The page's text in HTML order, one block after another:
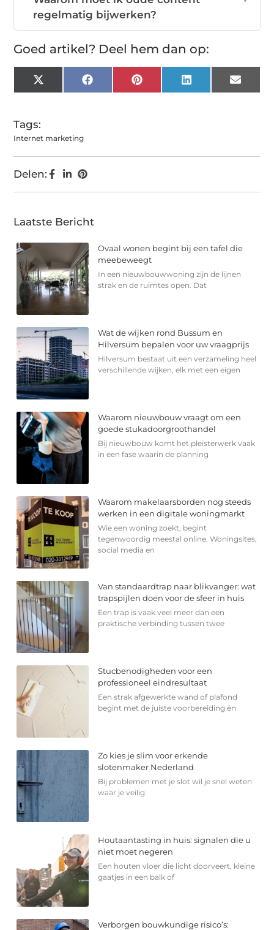
regelmatig bijwerken?
Goed artikel? Deel hem dan op:
X
(Twitter)
FacebookPinterest LinkedIn Email
Tags:
Internet marketing
Delen:
Laatste Bericht
Ovaal wonen begint bij een tafel die
meebeweegt
In een nieuwbouwwoning zijn de lijnen
strak en de ruimtes open. Dat
Wat de wijken rond Bussum en
Hilversum bepalen voor uw vraagprijs
Hilversum bestaat uit een verzameling heel
verschillende wijken, elk met een eigen
Waarom nieuwbouw vraagt om een
goede stukadoorgroothandel
Bij nieuwbouw komt het pleisterwerk vaak
in een fase waarin de planning
Waarom makelaarsborden nog steeds
werken in een digitale woningmarkt
Wie een woning zoekt, begint
tegenwoordig meestal online. Woningsites,
social media en
Van standaardtrap naar blikvanger: wat
trapspijlen doen voor de sfeer in huis
Een trap is vaak veel meer dan een
praktische verbinding tussen twee
Stucbenodigheden voor een
professioneel eindresultaat
Een strak afgewerkte wand of plafond
begint met de juiste voorbereiding én
Zo kies je slim voor erkende
slotenmaker Nederland
Bij problemen met je slot wil je snel weten
waar je veilig
Houtaantasting in huis: signalen die u
niet moet negeren
Een houten vloer die licht doorveert, kleine
gaatjes in een balk of
Verborgen bouwkundige risico’s: